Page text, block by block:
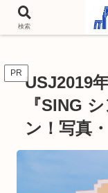
チケットやシーズンイ
バ
PR USJ2019
『SING
ン！写真
検索